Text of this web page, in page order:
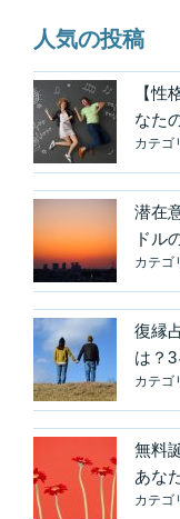
要
な
感
覚
「こ
う
た
い」
と
い
う
気
持
ち
の
に
出
ペ
ー
ジ
送
り
人気の投稿
【性
なた
カテゴ
潜在
ドル
カテゴ
復縁
は？
カテゴ
無料
あな
カテゴ